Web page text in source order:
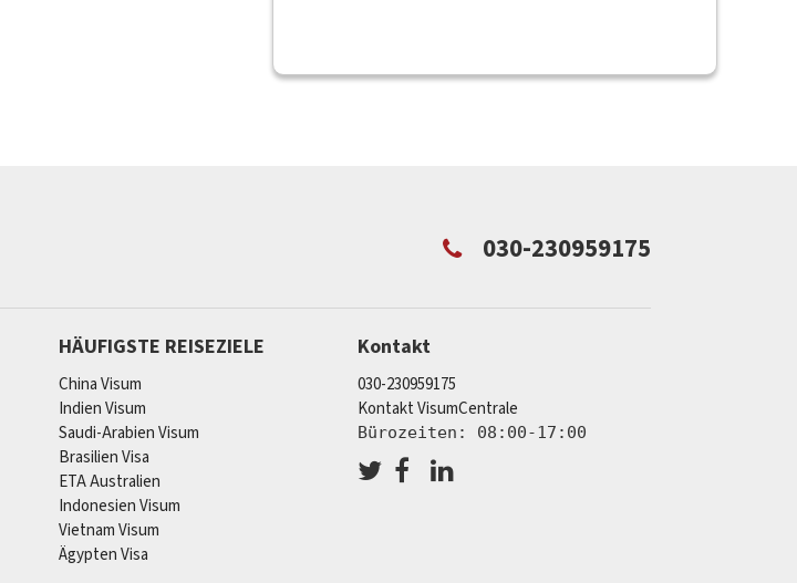
030-230959175
HÄUFIGSTE REISEZIELE
China Visum
Indien Visum
Saudi-Arabien Visum
Brasilien Visa
ETA Australien
Indonesien Visum
Vietnam Visum
Ägypten Visa
Kontakt
030-230959175
Kontakt VisumCentrale
Bürozeiten: 08:00-17:00